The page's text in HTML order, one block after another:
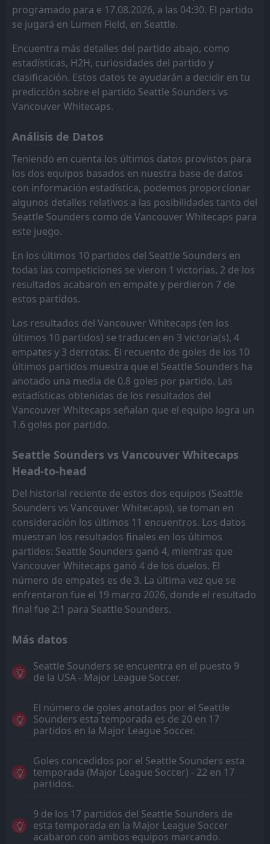
02:30
18Apr
Vancouver Whitecaps
Sporting Kansas City
3
8 Portland Timbers 9 5 2 2 17
11 Colorado Rapids
13 San Diego 10 4 3
3 San Jose Earthquakes 9 4 2 3 14
14 Austin 8 4 2
9 Seattle Sounders
2
12 Los Angeles Galaxy 10 2 4 4 10
15 Sporting Kansas City 9 2 2 5 8
12 Los Angeles Galaxy 9 3 3 3 12
9 Seattle Sounders 10
4 Houston Dynamo 8 3 1
7 St. Louis City 9 2 3 4 9
8 Portland Timbers 9 2 1
5 Real Salt Lake
4
15 Sporting Kansas City 9 2 0 7 6
14 Austin 10 0 3 7 3
programado para e 17.08.2026, a las 04:30. El partido
se jugará en Lumen Field, en Seattle.
Encuentra más detalles del partido abajo, como
estadísticas, H2H, curiosidades del partido y
clasificación. Estos datos te ayudarán a decidir en tu
predicción sobre el partido Seattle Sounders vs
Vancouver Whitecaps.
Análisis de Datos
Teniendo en cuenta los últimos datos provistos para
los dos equipos basados en nuestra base de datos
con información estadística, podemos proporcionar
algunos detalles relativos a las posibilidades tanto del
Seattle Sounders como de Vancouver Whitecaps para
este juego.
En los últimos 10 partidos del Seattle Sounders en
todas las competiciones se vieron 1 victorias, 2 de los
resultados acabaron en empate y perdieron 7 de
estos partidos.
Los resultados del Vancouver Whitecaps (en los
últimos 10 partidos) se traducen en 3 victoria(s), 4
empates y 3 derrotas. El recuento de goles de los 10
últimos partidos muestra que el Seattle Sounders ha
anotado una media de 0.8 goles por partido. Las
estadísticas obtenidas de los resultados del
Vancouver Whitecaps señalan que el equipo logra un
1.6 goles por partido.
Seattle Sounders vs Vancouver Whitecaps
Head-to-head
Del historial reciente de estos dos equipos (Seattle
Sounders vs Vancouver Whitecaps), se toman en
consideración los últimos 11 encuentros. Los datos
muestran los resultados finales en los últimos
partidos: Seattle Sounders ganó 4, mientras que
Vancouver Whitecaps ganó 4 de los duelos. El
número de empates es de 3. La última vez que se
enfrentaron fue el 19 marzo 2026, donde el resultado
final fue 2:1 para Seattle Sounders.
Más datos
Seattle Sounders se encuentra en el puesto 9
de la USA - Major League Soccer.
El número de goles anotados por el Seattle
Sounders esta temporada es de 20 en 17
partidos en la Major League Soccer.
Goles concedidos por el Seattle Sounders esta
temporada (Major League Soccer) - 22 en 17
partidos.
9 de los 17 partidos del Seattle Sounders de
esta temporada en la Major League Soccer
acabaron con ambos equipos marcando.